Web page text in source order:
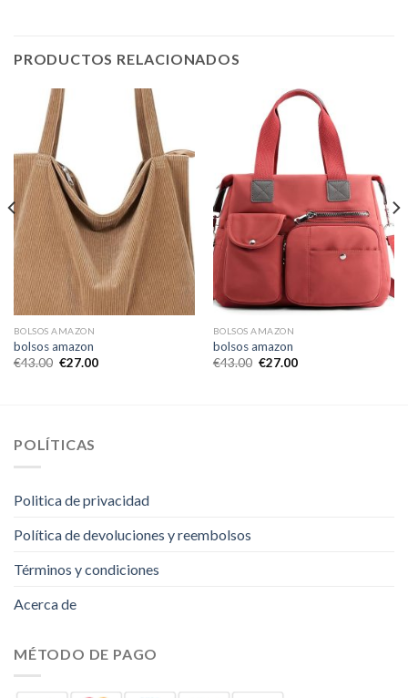
PRODUCTOS RELACIONADOS
BOLSOS AMAZON
bolsos amazon
€43.00 €27.00
BOLSOS AMAZON
bolsos amazon
€43.00 €27.00
POLÍTICAS
Politica de privacidad
Política de devoluciones y reembolsos
Términos y condiciones
Acerca de
MÉTODO DE PAGO